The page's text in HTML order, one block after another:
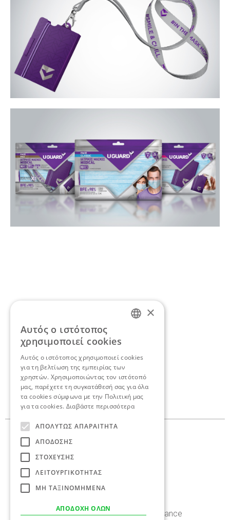
Αν θέλετε να
συζητήσουμε για το δικό
σας project,ελάτε σε
επαφή.
Γεωργαντά 10,
145 62 Κηφισιά
210 8086 636
info@antoniaskaraki.com
Instagram Facebook Linkedin Behance
×
Αυτός ο ιστότοπος
χρησιμοποιεί cookies
Αυτός ο ιστότοπος χρησιμοποιεί cookies
για τη βελτίωση της εμπειρίας των
χρηστών. Χρησιμοποιώντας τον ιστότοπό
μας, παρέχετε τη συγκατάθεσή σας για όλα
τα cookies σύμφωνα με την Πολιτική μας
για τα cookies. Διαβάστε περισσότερα
ΑΠΟΛΎΤΩΣ ΑΠΑΡΑΊΤΗΤΑ
ΑΠΌΔΟΣΗΣ
ΣΤΌΧΕΥΣΗΣ
ΛΕΙΤΟΥΡΓΙΚΌΤΗΤΑΣ
ΜΗ ΤΑΞΙΝΟΜΗΜΈΝΑ
ΑΠΟΔΟΧΉ ΌΛΩΝ